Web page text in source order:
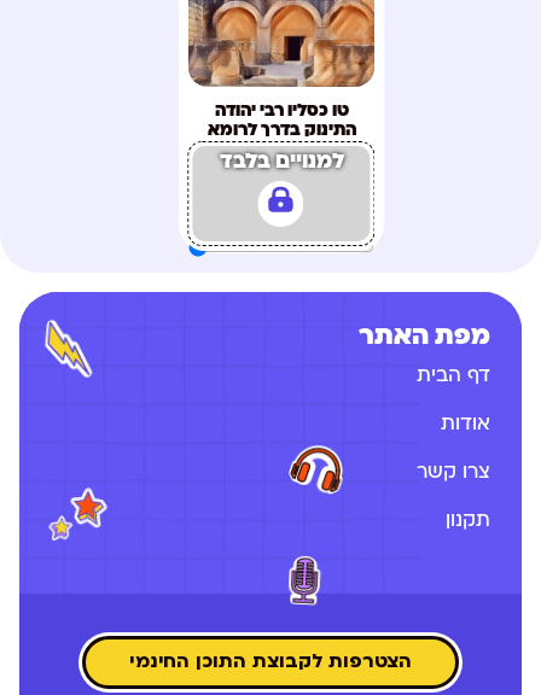
טו כסליו רבי יהודה
התינוק בדרך לרומא
למנויים בלבד
מפת האתר
דף הבית
אודות
צרו קשר
תקנון
הצטרפות לקבוצת התוכן החינמי